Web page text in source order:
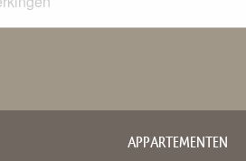
APPARTEMENTEN